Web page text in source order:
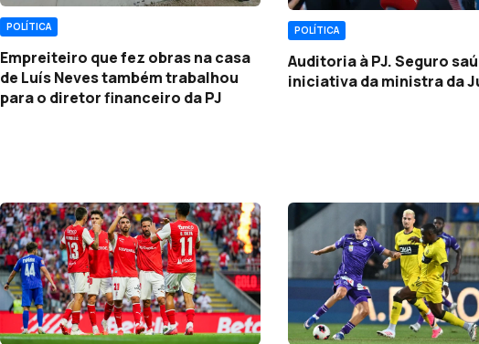
POLÍTICA
Empreiteiro que fez obras na casa
de Luís Neves também trabalhou
para o diretor financeiro da PJ
POLÍTICA
Auditoria à PJ. Seguro
iniciativa da ministra da